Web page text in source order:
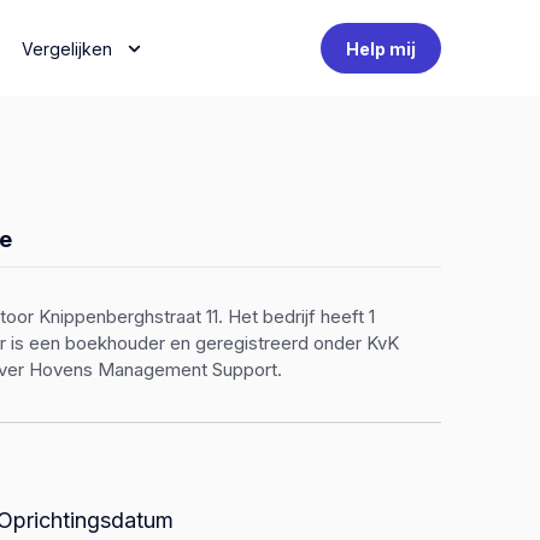
Vergelijken Help mij
Knippenberghstraat 11. Het bedrijf heeft 1
een boekhouder en geregistreerd onder KvK
Hovens Management Support.